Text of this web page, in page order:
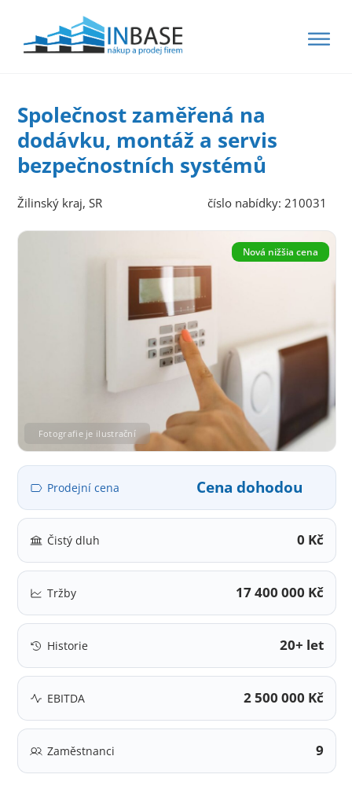
Společnost zaměřená na
dodávku, montáž a servis
bezpečnostních systémů
Žilinský kraj, SR číslo nabídky: 210031
Nová nižšia cena
Fotografie je ilustrační
Prodejní cena Cena dohodou
Čistý dluh 0 Kč
Tržby 17 400 000 Kč
Historie 20+ let
EBITDA 2 500 000 Kč
Zaměstnanci 9